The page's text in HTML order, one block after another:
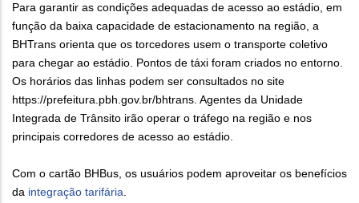
Para garantir as condições adequadas de acesso ao estádio, em
função da baixa capacidade de estacionamento na região, a
BHTrans orienta que os torcedores usem o transporte coletivo
para chegar ao estádio. Pontos de táxi foram criados no entorno.
Os horários das linhas podem ser consultados no site
https://prefeitura.pbh.gov.br/bhtrans. Agentes da Unidade
Integrada de Trânsito irão operar o tráfego na região e nos
principais corredores de acesso ao estádio.
Com o cartão BHBus, os usuários podem aproveitar os benefícios
da integração tarifária.